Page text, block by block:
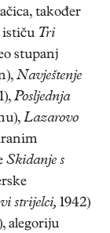
također
ističu Tri
stupanj
Navještenje
Posljednja
Lazarovo
Skidanje s
strijelci, 1942)
alegoriju